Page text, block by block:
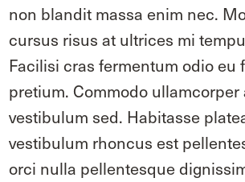
non blandit massa enim nec.
cursus risus at ultrices mi
Facilisi cras fermentum odio eu
pretium. Commodo ullamcorper
vestibulum sed. Habitasse
vestibulum rhoncus est
orci nulla pellentesque